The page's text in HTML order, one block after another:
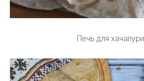
Печь для хачапури